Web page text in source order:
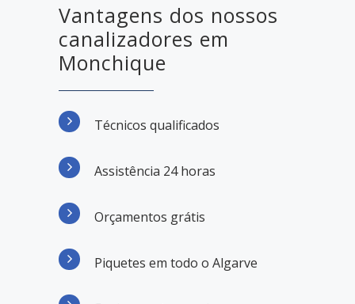
Vantagens dos nossos
canalizadores em
Monchique
Técnicos qualificados
Assistência 24 horas
Orçamentos grátis
Piquetes em todo o Algarve